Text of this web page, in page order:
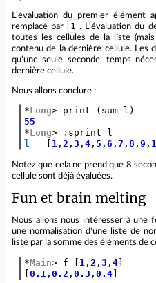
L'évaluation du premier élément
remplacé par
1
. L'évaluation du
toutes les cellules de la liste
contenu de la dernière cellule. Les
qu'une seule seconde, temps
dernière cellule.
Nous allons conclure :
*Long> print ( sum l )
--
55
*Long> : sprint
l
l = 1 , 2 , 3 , 4 , 5 , 6 , 7 , 8 , 9 ,
Notez que cela ne prend que 8
cellule sont déjà évaluées.
Fun et brain melting
Nous allons nous intéresser à une
une normalisation d'une liste de
liste par la somme des éléments de
*Main> f [ 1 , 2 , 3 , 4]
[0.1 , 0.2 , 0.3 , 0.4]